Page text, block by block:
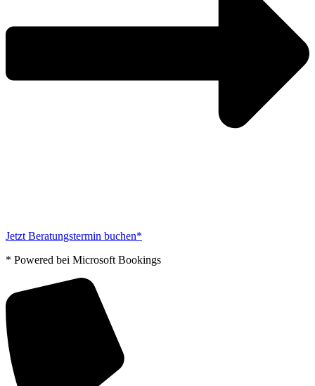
Jetzt Beratungstermin buchen*
* Powered bei Microsoft Bookings